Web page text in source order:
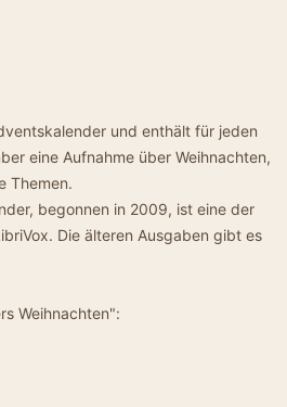
und enthält für jeden
eine Aufnahme über Weihnachten,
Themen.
begonnen in 2009, ist eine der
Die älteren Ausgaben gibt es
Weihnachten":